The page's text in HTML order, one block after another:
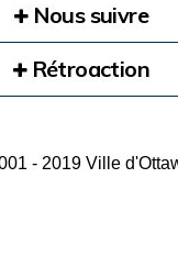
Nous suivre
Rétroaction
- 2019 Ville